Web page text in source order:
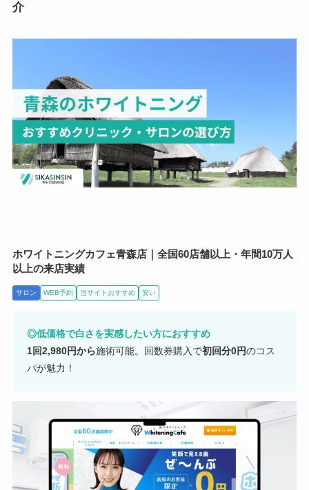
介
ホワイトニングカフェ青森店｜全国60店舗以上・年間10万人
以上の来店実績
サロン WEB予約 当サイトおすすめ 安い
◎低価格で白さを実感したい方におすすめ
1回2,980円から施術可能。回数券購入で初回分0円のコス
パが魅力！